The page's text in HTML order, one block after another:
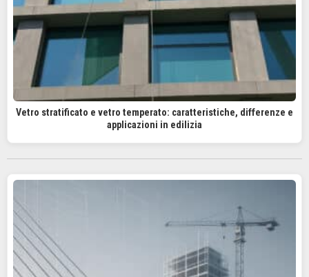
Vetro stratificato e vetro temperato: caratteristiche, differenze e
applicazioni in edilizia